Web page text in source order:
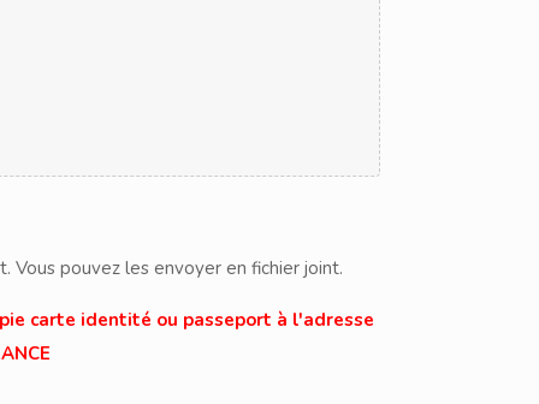
pouvez les envoyer en fichier joint.
carte identité ou passeport à l'adresse